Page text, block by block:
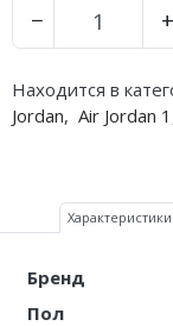
− +
Находится в
Jordan, Air Jordan 1
Характеристики
Бренд
Пол
Nike
Nike